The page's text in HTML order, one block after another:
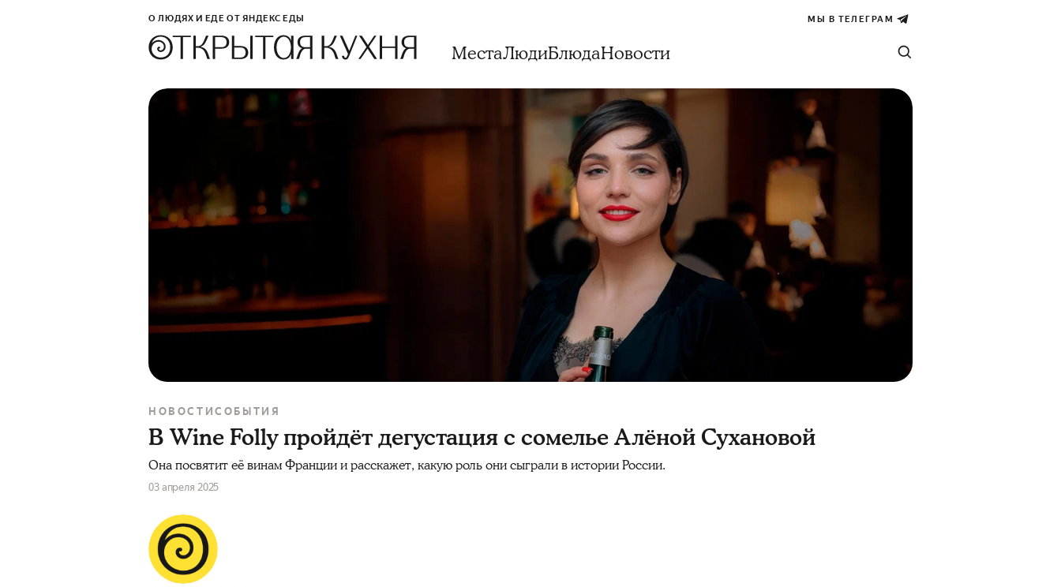
О ЛЮДЯХ И ЕДЕ ОТ ЯНДЕКС ЕДЫ МЫ В ТЕЛЕГРАМ
МестаЛюдиБлюдаНовости
НОВОСТИСОБЫТИЯ
В Wine Folly пройдёт дегустация с сомелье Алёной Сухановой
Она посвятит её винам Франции и расскажет, какую роль они сыграли в истории России.
03 апреля 2025